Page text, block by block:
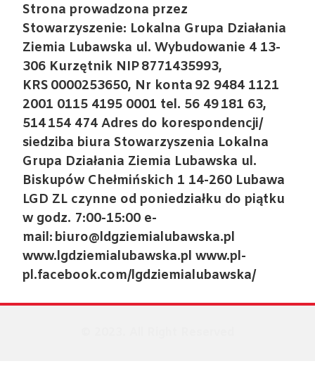
Strona prowadzona przez
Stowarzyszenie: Lokalna Grupa Działania
Ziemia Lubawska ul. Wybudowanie 4 13-
306 Kurzętnik NIP 8771435993,
KRS 0000253650, Nr konta 92 9484 1121
2001 0115 4195 0001 tel. 56 49 181 63,
514 154 474 Adres do korespondencji/
siedziba biura Stowarzyszenia Lokalna
Grupa Działania Ziemia Lubawska ul.
Biskupów Chełmińskich 1 14-260 Lubawa
LGD ZL czynne od poniedziałku do piątku
w godz. 7:00-15:00 e-
mail: biuro@ldgziemialubawska.pl
www.lgdziemialubawska.pl www.pl-
pl.facebook.com/lgdziemialubawska/